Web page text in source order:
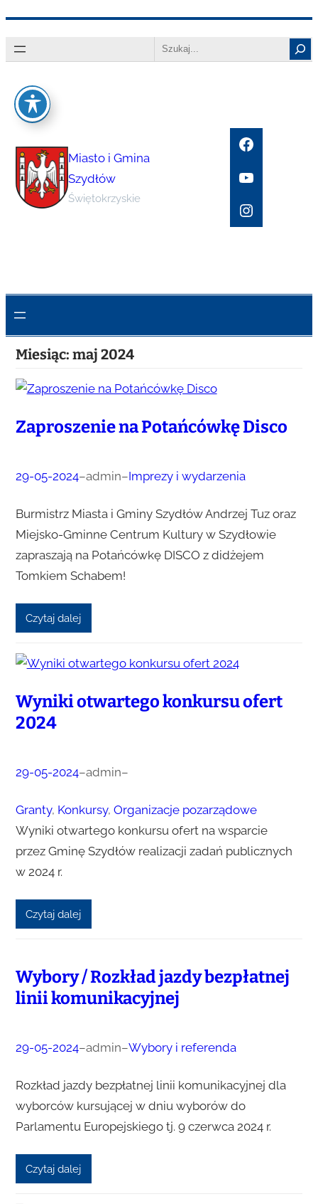
do
Search
Miasto i Gmina
Szydłów
Świętokrzyskie
Facebook
YouTube
Instagram
Miesiąc: maj 2024
Zaproszenie na Potańcówkę Disco
29-05-2024–admin–Imprezy i wydarzenia
Burmistrz Miasta i Gminy Szydłów Andrzej Tuz oraz
Miejsko-Gminne Centrum Kultury w Szydłowie
zapraszają na Potańcówkę DISCO z didżejem
Tomkiem Schabem!
Czytaj dalej
Wyniki otwartego konkursu ofert
2024
29-05-2024–admin–
Granty, Konkursy, Organizacje pozarządowe
Wyniki otwartego konkursu ofert na wsparcie
przez Gminę Szydłów realizacji zadań publicznych
w 2024 r.
Czytaj dalej
Wybory / Rozkład jazdy bezpłatnej
linii komunikacyjnej
29-05-2024–admin–Wybory i referenda
Rozkład jazdy bezpłatnej linii komunikacyjnej dla
wyborców kursującej w dniu wyborów do
Parlamentu Europejskiego tj. 9 czerwca 2024 r.
Czytaj dalej